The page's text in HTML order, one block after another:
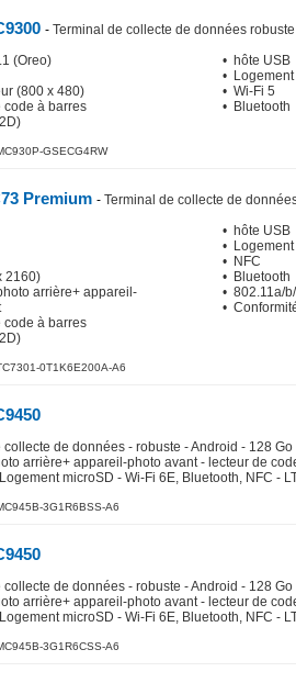
- Terminal de collecte de données robuste
(Oreo)
(800 x 480)
code à barres
• hôte USB
•
• Wi-Fi 5
• Bluetooth
GSECG4RW
Premium - Terminal de collecte de
2160)
arrière+ appareil-
code à barres
• hôte USB
•
• NFC
• Bluetooth
• 802.11a/
•
0T1K6E200A-A6
collecte de données - robuste - Android - 128
arrière+ appareil-photo avant - lecteur de
microSD - Wi-Fi 6E, Bluetooth, NFC -
3G1R6BSS-A6
collecte de données - robuste - Android - 128
arrière+ appareil-photo avant - lecteur de
microSD - Wi-Fi 6E, Bluetooth, NFC -
3G1R6CSS-A6